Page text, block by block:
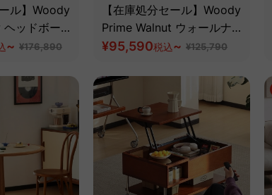
ル】Woody
ッドボー
レーム
~ ¥176,890
【在庫処分セール】Woody
Prime Walnut ウォールナ
ット材 一枚セラミック天板
¥95,590税込~ ¥125,790